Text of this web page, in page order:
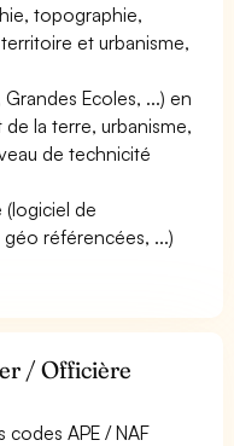
topographie,
et urbanisme,
Ecoles, ...) en
la terre, urbanisme,
de technicité
(logiciel de
référencées, ...)
/ Officière
codes APE / NAF